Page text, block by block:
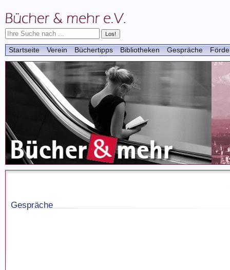
Startseite Verein Büchertipps Bibliotheken Gespräche
Gespräche